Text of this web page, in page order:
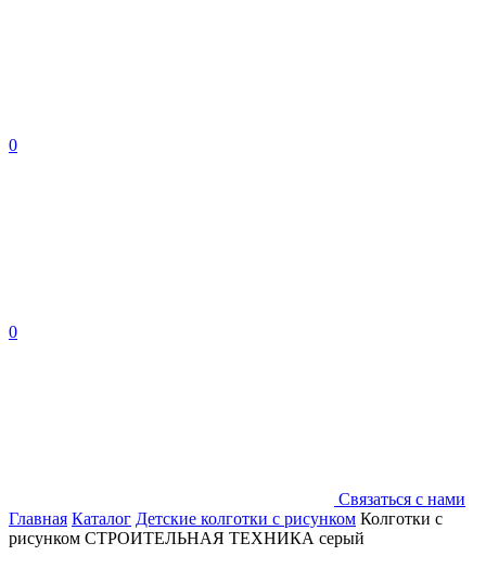
0
0
Связаться с нами
Главная Каталог Детские колготки с рисунком Колготки с
рисунком СТРОИТЕЛЬНАЯ ТЕХНИКА серый